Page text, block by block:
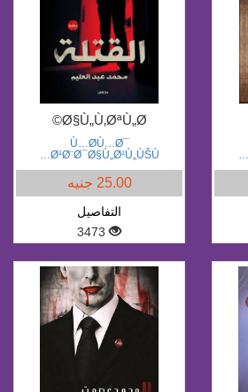
Ø§Ù„Ù‚ØªÙ„Ø©
Ù…Ø­Ù…Ø¯
Ø¹Ø¨Ø¯Ø§Ù„Ø¹Ù„ÙŠÙ…
25.00 جنيه
التفاصيل
3473